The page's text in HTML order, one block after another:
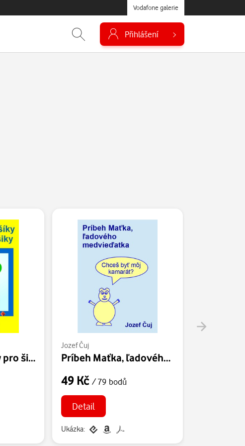
Vodafone galerie
Přihlášení
Úsměvné veršíky pro šiky i nešiky
Jozef Čuj
Príbeh Maťka, ľadového medvieďatka
49 Kč / 79 bodů
Detail
Ukázka: